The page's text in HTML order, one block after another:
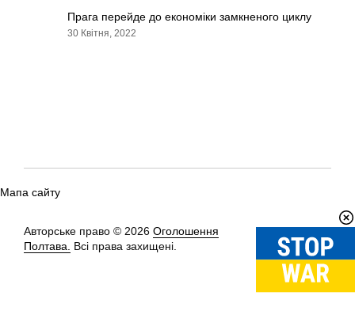
Прага перейде до економіки замкненого циклу
30 Квітня, 2022
Мапа сайту
Авторське право © 2026 Оголошення
Полтава.
Всі права захищені.
Вгору↑